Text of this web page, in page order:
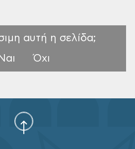
αυτή η σελίδα;
Όχι